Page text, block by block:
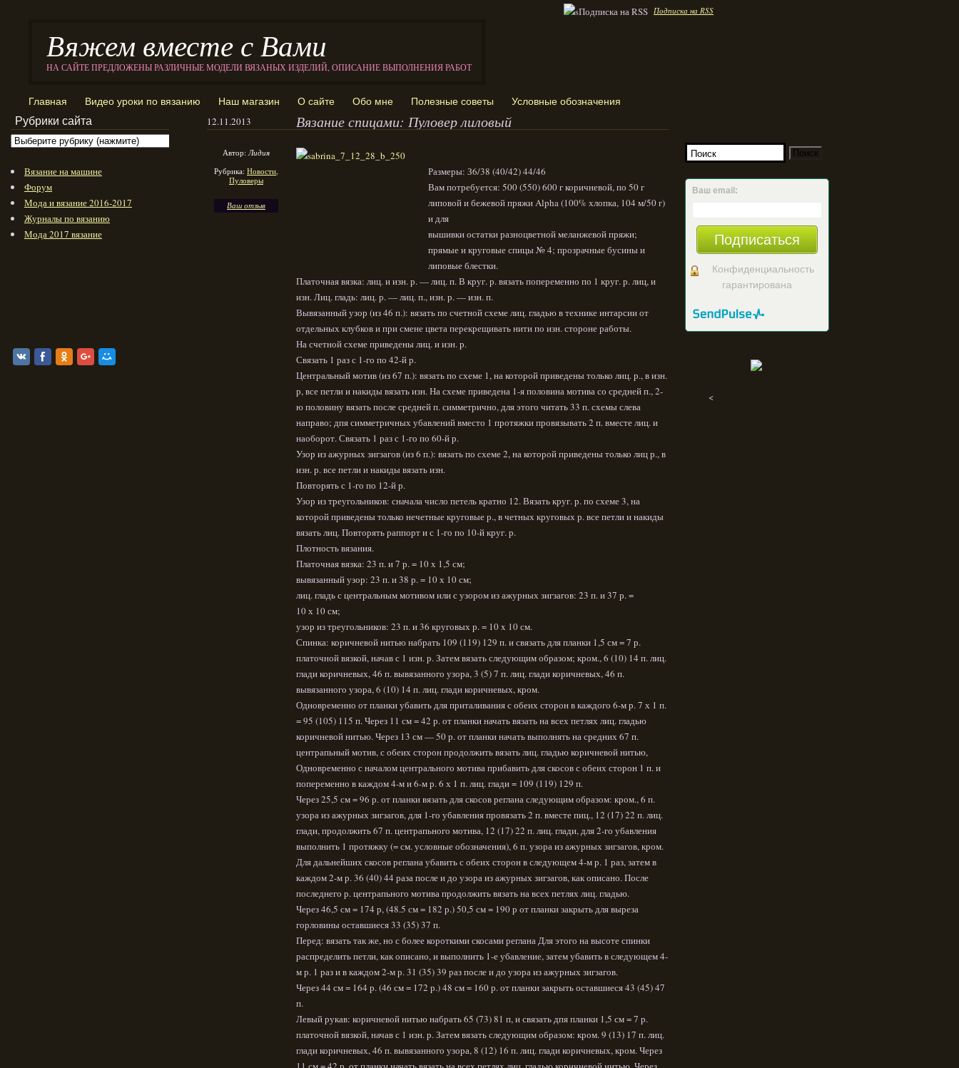
Подписка на RSS
Вяжем вместе с Вами
НА САЙТЕ ПРЕДЛОЖЕНЫ РАЗЛИЧНЫЕ МОДЕЛИ ВЯЗАНЫХ ИЗДЕЛИЙ, ОПИСАНИЕ ВЫПОЛНЕНИЯ РАБОТ
Главная Видео уроки по вязанию Наш магазин О сайте Обо мне Полезные советы Условные обозначения
12.11.2013 Вязание спицами: Пуловер лиловый
Автор:Лидия
Рубрика: Новости,
Пуловеры
Ваш отзыв
Размеры: З6/38 (40/42) 44/46
Вам потребуется: 500 (550) 600 г коричневой, по 50 г
липовой и бежевой пряжи Alpha (100% хлопка, 104 м/50 г)
и для
вышивки остатки разноцветной меланжевой пряжи;
прямые и круговые спицы № 4; прозрачные бусины и
липовые блестки.
Платочная вязка: лиц. и изн. р. — лиц. п. В круг. р. вязать попеременно по 1 круг. р. лиц, и
изн. Лиц. гладь: лиц. р. — лиц. п., изн. р. — изн. п.
Вывязанный узор (из 46 п.): вязать по счетной схеме лиц. гладью в технике интарсии от
отдельных клубков и при смене цвета перекрещивать нити по изн. стороне работы.
На счетной схеме приведены лиц. и изн. р.
Связать 1 раз с 1-го по 42-й р.
Центральный мотив (из 67 п.): вязать по схеме 1, на которой приведены только лиц. р., в изн.
р, все петли и накиды вязать изн. На схеме приведена 1-я половина мотива со средней п., 2-
ю половину вязать после средней п. симметрично, для этого читать 33 п. схемы слева
направо; дпя симметричных убавлений вместо 1 протяжки провязывать 2 п. вместе лиц. и
наоборот. Связать 1 раз с 1-го по 60-й р.
Узор из ажурных зигзагов (из 6 п.): вязать по схеме 2, на которой приведены только лиц р., в
изн. р. все петли и накиды вязать изн.
Повторять с 1-го по 12-й р.
Узор из треугольников: сначала число петель кратно 12. Вязать круг. р. по схеме 3, на
которой приведены только нечетные круговые р., в четных круговых р. все петли и накиды
вязать лиц. Повторять раппорт и с 1-го по 10-й круг. р.
Плотность вязания.
Платочная вязка: 23 п. и 7 р. = 10 x 1,5 см;
вывязанный узор: 23 п. и 38 р. = 10 х 10 см;
лиц. гладь с центральным мотивом или с узором из ажурных зигзагов: 23 п. и 37 р. =
10 х 10 см;
узор из треугольников: 23 п. и 36 круговых р. = 10 x 10 см.
Спинка: коричневой нитью набрать 109 (119) 129 п. и связать для планки 1,5 см = 7 р.
платочной вязкой, начав с 1 изн. р. Затем вязать следующим образом; кром., 6 (10) 14 п. лиц.
глади коричневых, 46 п. вывязанного узора, 3 (5) 7 п. лиц. глади коричневых, 46 п.
вывязанного узора, 6 (10) 14 п. лиц. глади коричневых, кром.
Одновременно от планки убавить для приталивания с обеих сторон в каждого 6-м р. 7 х 1 п.
= 95 (105) 115 п. Через 11 см = 42 р. от планки начать вязать на всех петлях лиц. гладью
коричневой нитью. Через 13 см — 50 р. от планки начать выполнять на средних 67 п.
центрапьный мотив, с обеих сторон продолжить вязать лиц. гладью коричневой нитью,
Одновременно с началом центрального мотива прибавить для скосов с обеих сторон 1 п. и
попеременно в каждом 4-м и 6-м р. 6 х 1 п. лиц. глади = 109 (119) 129 п.
Через 25,5 см = 96 р. от планки вязать для скосов реглана следующим образом: кром., 6 п.
узора из ажурных зигзагов, для 1-го убавления провязать 2 п. вместе пиц., 12 (17) 22 п. лиц.
глади, продолжить 67 п. центрапьного мотива, 12 (17) 22 п. лиц. глади, для 2-го убавления
выполнить 1 протяжку (= см. условные обозначения), 6 п. узора из ажурных зигзагов, кром.
Для дальнейших скосов реглана убавить с обеих сторон в следующем 4-м р. 1 раз, затем в
каждом 2-м р. 36 (40) 44 раза после и до узора из ажурных зигзагов, как описано. После
последнего р. центрапьного мотива продолжить вязать на всех петлях лиц. гладью.
Через 46,5 см = 174 р, (48.5 см = 182 р.) 50,5 см = 190 р от планки закрыть для выреза
горловины оставшиеся 33 (35) 37 п.
Перед: вязать так же, но с более короткими скосами реглана Для этого на высоте спинки
распределить петли, как описано, и выполнить 1-е убавление, затем убавить в следующем 4-
м р. 1 раз и в каждом 2-м р. 31 (35) 39 раз после и до узора из ажурных зигзагов.
Через 44 см = 164 р. (46 см = 172 р.) 48 см = 160 р. от планки закрыть оставшиеся 43 (45) 47
п.
Левый рукав: коричневой нитью набрать 65 (73) 81 п, и связать дпя планки 1,5 см = 7 р.
платочной вязкой, начав с 1 изн. р. Затем вязать следующим образом: кром. 9 (13) 17 п. лиц.
глади коричневых, 46 п. вывязанного узора, 8 (12) 16 п. лиц. глади коричневых, кром. Через
Ваш email:
Подписаться
Конфиденциальность
гарантирована
<
Рубрики сайта
Вязание на машине
Форум
Мода и вязание 2016-2017
Журналы по вязанию
Мода 2017 вязание